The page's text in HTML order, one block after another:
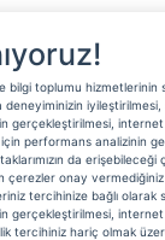
bilgi toplumu hizmetlerinin
deneyiminizin
gerçekleştirilmesi,
için performans analizinin
da erişebileceği
çerezler onay
tercihinize bağlı olarak
gerçekleştirilmesi,
tercihiniz hariç olmak